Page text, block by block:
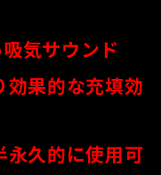
気サウンド
果的な充填効
永久的に使用可